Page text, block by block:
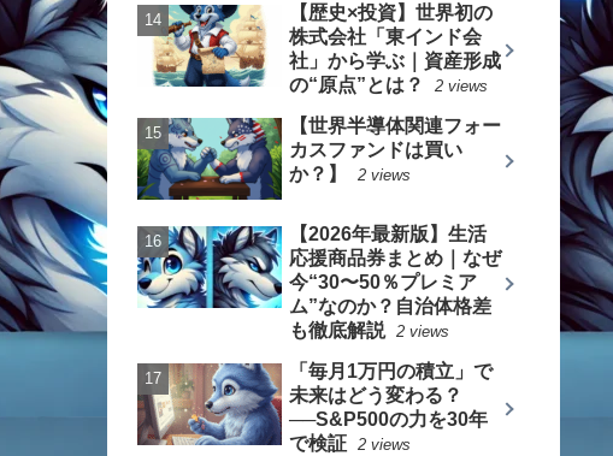
【歴史×投資】世界初の
株式会社「東インド会
社」から学ぶ｜資産形成
の“原点”とは？
2 views
【世界半導体関連フォー
カスファンドは買い
か？】
2 views
【2026年最新版】生活
応援商品券まとめ｜なぜ
今“30〜50％プレミア
ム”なのか？自治体格差
も徹底解説 2 views
「毎月1万円の積立」で
未来はどう変わる？
──S&P500の力を30年
で検証 2 views